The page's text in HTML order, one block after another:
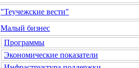
"Теучежские вести"
Малый бизнес
Программы
Экономические показатели